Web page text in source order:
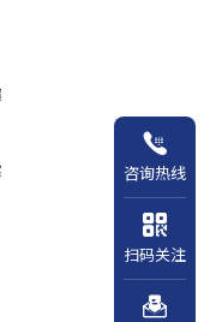
咨询热线
扫码关注